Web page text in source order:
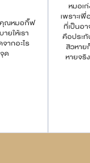
คุณหมอกิ๊ฟ
ยให้เรา
ากอะไร
ด
หมอเ
เพราะเ
ที่เป็นอ
คือประทั
สิวหาย
หายจริ